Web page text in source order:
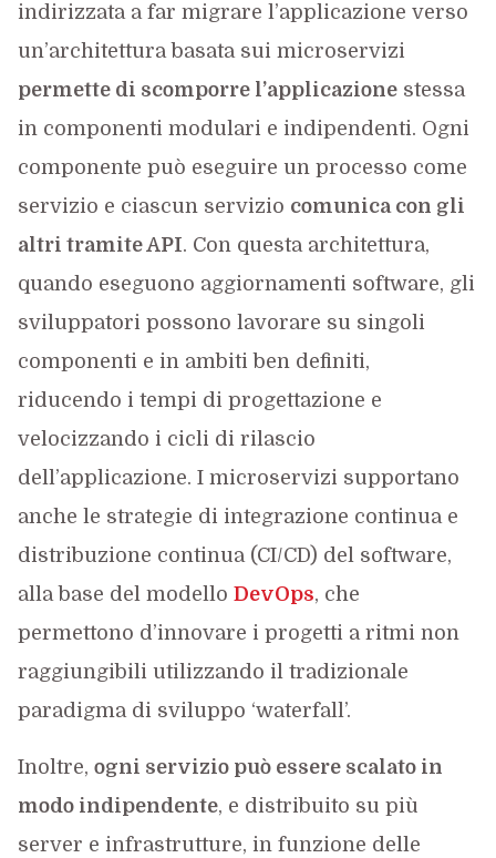
indirizzata a far migrare l’applicazione verso
un’architettura basata sui microservizi
permette di scomporre l’applicazionestessa
in componenti modulari e indipendenti. Ogni
componente può eseguire un processo come
servizio e ciascun servizio comunica con gli
altri tramite API. Con questa architettura,
quando eseguono aggiornamenti software, gli
sviluppatori possono lavorare su singoli
componenti e in ambiti ben definiti,
riducendo i tempi di progettazione e
velocizzando i cicli di rilascio
dell’applicazione. I microservizi supportano
anche le strategie di integrazione continua e
distribuzione continua (CI/CD) del software,
alla base del modello DevOps, che
permettono d’innovare i progetti a ritmi non
raggiungibili utilizzando il tradizionale
paradigma di sviluppo ‘waterfall’.
Inoltre, ogni servizio può essere scalato in
modo indipendente, e distribuito su più
server e infrastrutture, in funzione delle